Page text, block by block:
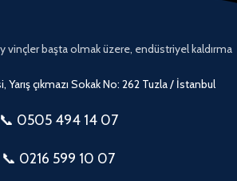
vinçler başta olmak üzere, endüstriyel kaldırma
çıkmazı Sokak No: 262 Tuzla / İstanbul
📞 0505 494 14 07
📞 0216 599 10 07